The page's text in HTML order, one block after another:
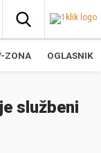
ZONA OGLASNIK
službeni